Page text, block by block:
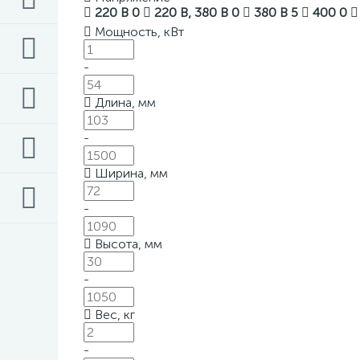
220 В 0 220 В, 380 В 0 380 В 5 400 0
Мощность, кВт
-
Длина, мм
-
Ширина, мм
-
Высота, мм
-
Вес, кг
-